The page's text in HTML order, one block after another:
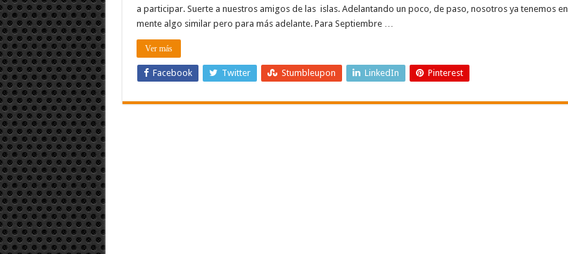
a participar. Suerte a nuestros amigos de las islas. Adelantando un poco, de paso, nosotros ya tenemos en
mente algo similar pero para más adelante. Para Septiembre …
Ver más
Facebook Twitter Stumbleupon LinkedIn Pinterest